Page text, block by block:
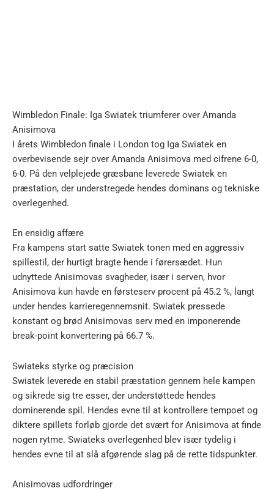
Wimbledon Finale: Iga Swiatek triumferer over Amanda
Anisimova
I årets Wimbledon finale i London tog Iga Swiatek en
overbevisende sejr over Amanda Anisimova med cifrene 6-0,
6-0. På den velplejede græsbane leverede Swiatek en
præstation, der understregede hendes dominans og tekniske
overlegenhed.
En ensidig affære
Fra kampens start satte Swiatek tonen med en aggressiv
spillestil, der hurtigt bragte hende i førersædet. Hun
udnyttede Anisimovas svagheder, især i serven, hvor
Anisimova kun havde en førsteserv procent på 45.2 %, langt
under hendes karrieregennemsnit. Swiatek pressede
konstant og brød Anisimovas serv med en imponerende
break-point konvertering på 66.7 %.
Swiateks styrke og præcision
Swiatek leverede en stabil præstation gennem hele kampen
og sikrede sig tre esser, der understøttede hendes
dominerende spil. Hendes evne til at kontrollere tempoet og
diktere spillets forløb gjorde det svært for Anisimova at finde
nogen rytme. Swiateks overlegenhed blev især tydelig i
hendes evne til at slå afgørende slag på de rette tidspunkter.
Anisimovas udfordringer